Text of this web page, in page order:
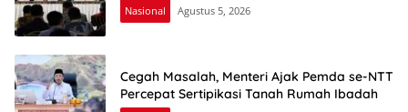
Nasional Agustus 5, 2026
Cegah Masalah, Menteri Ajak Pemda se-NTT
Percepat Sertipikasi Tanah Rumah Ibadah